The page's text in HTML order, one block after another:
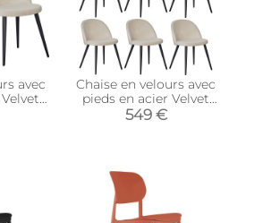
avec
Chaise en velours avec
pieds en acier Velvet
(Lot de 6)
549 €